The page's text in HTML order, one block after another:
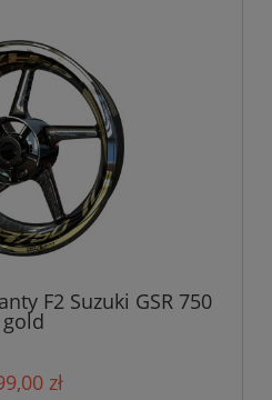
F2 Suzuki GSR 750
gold
zł